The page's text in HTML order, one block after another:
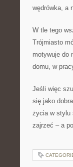
wędrówka, a
W tle tego
Trójmiasto
motywuje do
domu, w
Jeśli więc
się jako
życia w stylu
zajrzeć – a